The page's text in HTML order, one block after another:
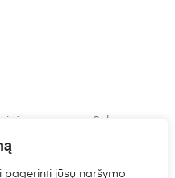
jūsų naršymo
saugomos. Sukurta: